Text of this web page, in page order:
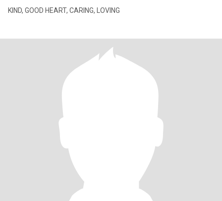
KIND, GOOD HEART, CARING, LOVING